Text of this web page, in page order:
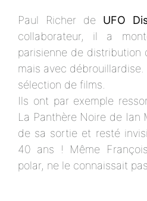
Paul Richer de UFO
collaborateur, il a
parisienne de distribution
mais avec débrouillardise.
sélection de films.
Ils ont par exemple
La Panthère Noire de Ian
de sa sortie et resté
40 ans ! Même
polar, ne le connaissait pas.